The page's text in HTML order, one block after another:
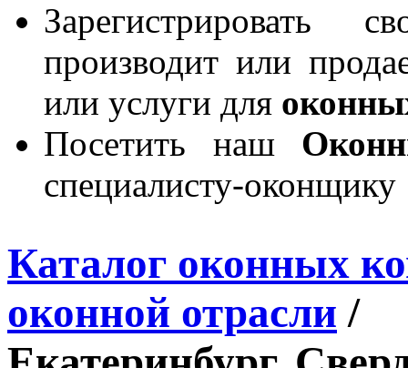
производит или
или услуги для
Посетить наш
специалисту-оконщику
Каталог оконных
оконной отрасли /